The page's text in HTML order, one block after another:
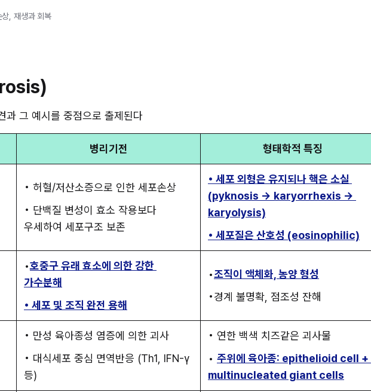
상, 재생과 회복
과 그 예시를 중점으로 출제된다
병리기전 형태학적 특징
• 허혈/저산소증으로 인한 세포손상
• 단백질 변성이 효소 작용보다
우세하여 세포구조 보존
• 세포 외형은 유지되나 핵은 소실
(pyknosis → karyorrhexis →
karyolysis)
• 세포질은 산호성 (eosinophilic)
•호중구 유래 효소에 의한 강한
가수분해
• 세포 및 조직 완전 용해
•조직이 액체화, 농양 형성
•경계 불명확, 점조성 잔해
• 만성 육아종성 염증에 의한 괴사
• 대식세포 중심 면역반응 (Th1, IFN-γ
등)
• 연한 백색 치즈같은 괴사물
• 주위에 육아종: epithelioid cell +
multinucleated giant cells